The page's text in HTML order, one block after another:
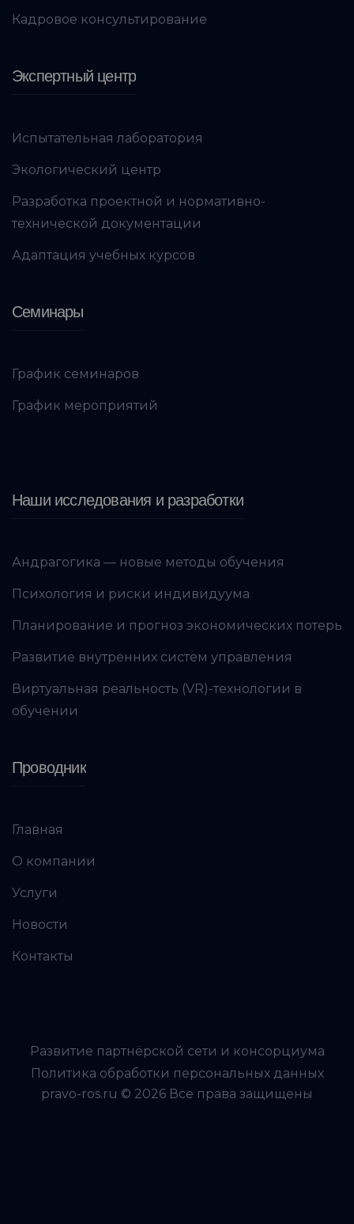
Кадровое консультирование
Экспертный центр
Испытательная лаборатория
Экологический центр
Разработка проектной и нормативно-
технической документации
Адаптация учебных курсов
Семинары
График семинаров
График мероприятий
Наши исследования и разработки
Андрагогика — новые методы обучения
Психология и риски индивидуума
Планирование и прогноз экономических потерь
Развитие внутренних систем управления
Виртуальная реальность (VR)-технологии в
обучении
Проводник
Главная
О компании
Услуги
Новости
Контакты
Развитие партнёрской сети и консорциума
Политика обработки персональных данных
pravo-ros.ru © 2026 Все права защищены